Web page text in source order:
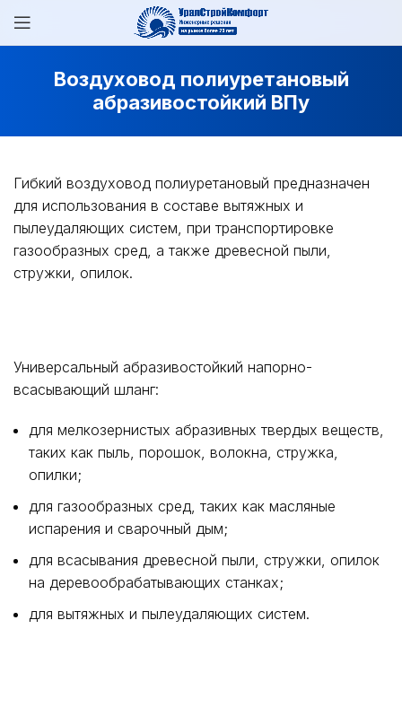
Воздуховод полиуретановый
абразивостойкий ВПу
Гибкий воздуховод полиуретановый предназначен
для использования в составе вытяжных и
пылеудаляющих систем, при транспортировке
газообразных сред, а также древесной пыли,
стружки, опилок.
Универсальный абразивостойкий напорно-
всасывающий шланг:
для мелкозернистых абразивных твердых веществ,
таких как пыль, порошок, волокна, стружка,
опилки;
для газообразных сред, таких как масляные
испарения и сварочный дым;
для всасывания древесной пыли, стружки, опилок
на деревообрабатывающих станках;
для вытяжных и пылеудаляющих систем.